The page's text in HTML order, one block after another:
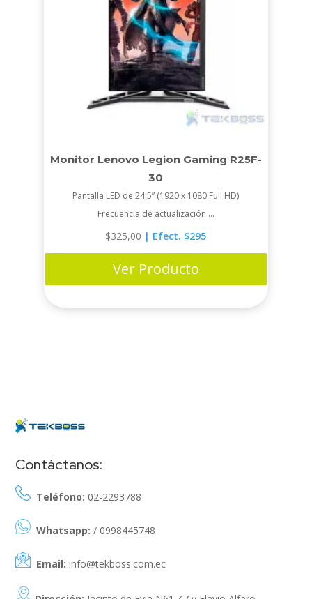
Monitor Lenovo Legion Gaming R25F-
30
Pantalla LED de 24.5” (1920 x 1080 Full HD)
Frecuencia de actualización ...
$325,00 | Efect. $295
Ver Producto
Contáctanos:
Teléfono: 02-2293788
Whatsapp: / 0998445748
Email: info@tekboss.com.ec